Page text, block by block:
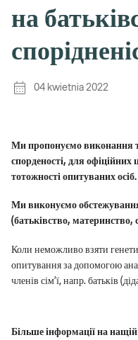
на
04 kwietnia 2022
Ми пропонуємо виконання
спорденості, для офіційних
тотожності опитуваних осіб.
Ми виконуємо
(батьківство, материнство,
Коли неможливо взяти
опитування за допомогою
членів сім’ї, напр. батьків
Більше інформації на нащій